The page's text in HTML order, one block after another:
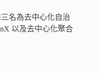
名為去中心化自治
以及去中心化聚合